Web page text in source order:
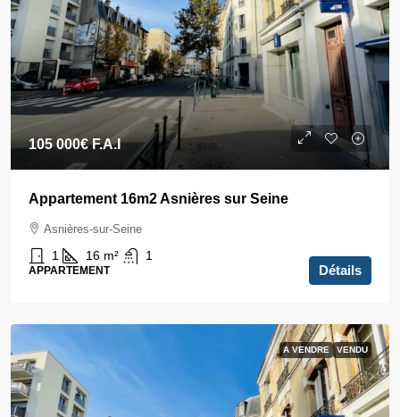
105 000€F.A.I
Appartement 16m2 Asnières sur Seine
Asnières-sur-Seine
1 16 m² 1
APPARTEMENT Détails
A VENDRE VENDU